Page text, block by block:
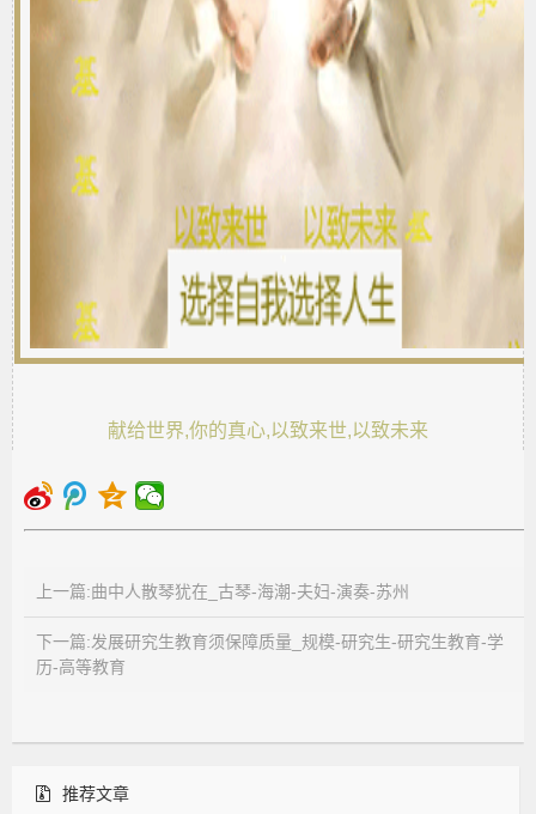
献给世界,你的真心,以致来世,以致未来
上一篇:曲中人散琴犹在_古琴-海潮-夫妇-演奏-苏州
下一篇:发展研究生教育须保障质量_规模-研究生-研究生教育-学
历-高等教育
推荐文章